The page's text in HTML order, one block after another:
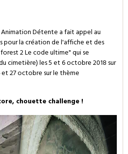
Détente a fait appel au
pour la création de l'affiche et des
2 Le code ultime" qui se
cimetière) les 5 et 6 octobre 2018 sur
27 octobre sur le thème
chouette challenge !